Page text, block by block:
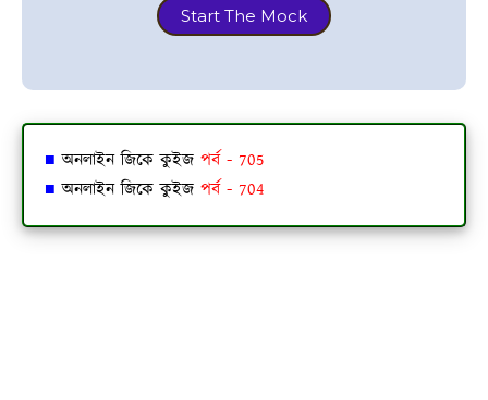
Start The Mock
■অনলাইন জিকে কুইজ পর্ব - 705
■অনলাইন জিকে কুইজ পর্ব - 704